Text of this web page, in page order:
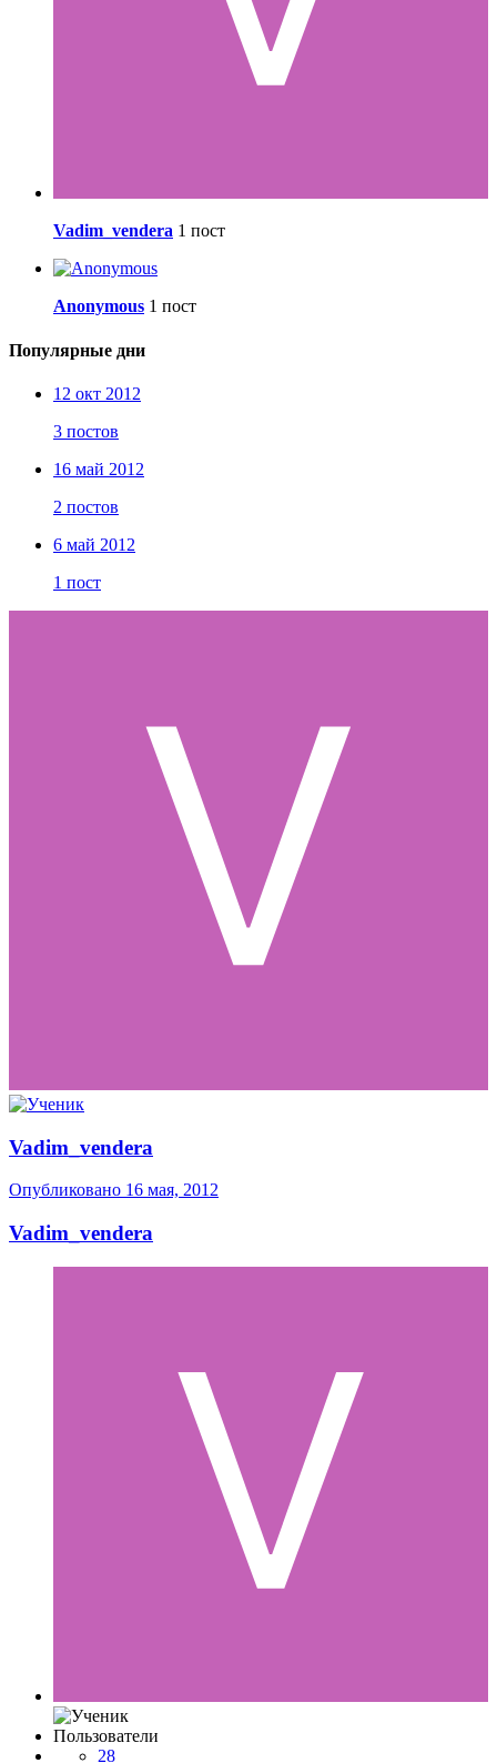
Vadim_vendera 1 пост
Anonymous 1 пост
Популярные дни
12 окт 2012
3 постов
16 май 2012
2 постов
6 май 2012
1 пост
Vadim_vendera
Опубликовано 16 мая, 2012
Vadim_vendera
Пользователи
28